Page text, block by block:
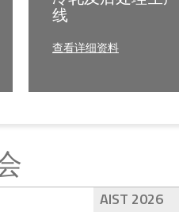
线
查看详细资料
AIST 2026